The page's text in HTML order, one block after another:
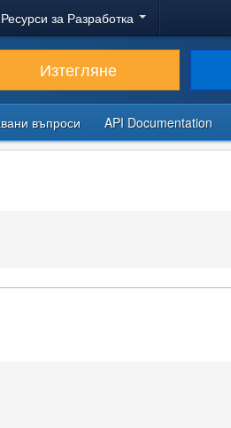
Ресурси за Разработка
Изтегляне
въпроси API Documentation